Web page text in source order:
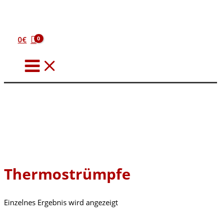
0€
Thermostrümpfe
Einzelnes Ergebnis wird angezeigt